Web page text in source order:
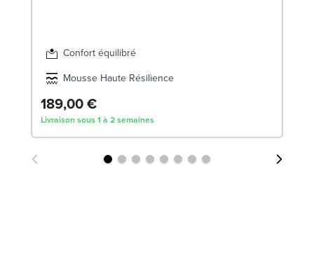
Confort équilibré
Mousse Haute Résilience
189,00 €
Livraison sous 1 à 2 semaines